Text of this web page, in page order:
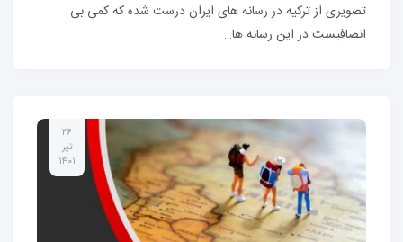
تصویری از ترکیه در رسانه های ایران درست شده که کمی بی
انصافیست در این رسانه ها…
۲۶
تیر
۱۴۰۱